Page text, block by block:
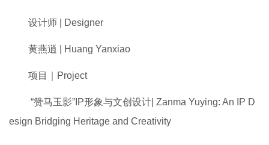
设计师 | Designer
黄燕逍 | Huang Yanxiao
项目｜Project
“赞马玉影”IP形象与文创设计 | Zanma Yuying: An IP D
esign Bridging Heritage and Creativity